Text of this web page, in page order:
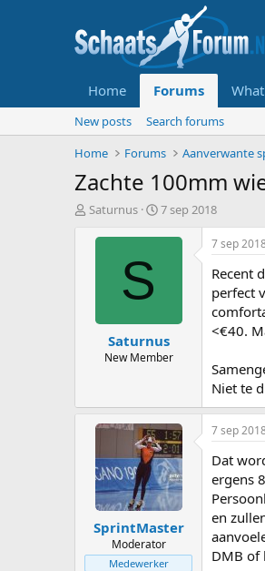
Home Forums
New posts
Search forums
Home
Forums Aanverwante
Zachte 100mm
T
Saturnus
S
a
t
u
m
7 sep 2018
S
Saturnus
New Member
7 sep
Recent
perfect
<€40.
Niet te
SprintMaster
Moderator
Medewerker
7 sep
Dat
ergens
en
DMB of